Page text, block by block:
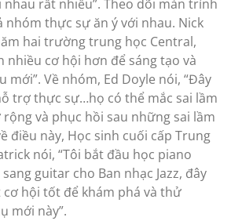
nhau rất nhiều”. Theo dõi màn trình
nhóm thực sự ăn ý với nhau. Nick
hai trường trung học Central,
nhiều cơ hội hơn để sáng tạo và
mới”. Về nhóm, Ed Doyle nói, “Đây
trợ thực sự…họ có thể mắc sai lầm
và phục hồi sau những sai lầm
điều này, Học sinh cuối cấp Trung
nói, “Tôi bắt đầu học piano
guitar cho Ban nhạc Jazz, đây
hội tốt để khám phá và thử
mới này”.